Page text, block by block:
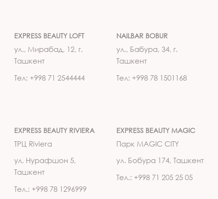
EXPRESS BEAUTY LOFT
ул., Мирабад, 12, г.
Ташкент
Тел: +998 71 2544444
NAILBAR BOBUR
ул., Бабура, 34, г.
Ташкент
Тел: +998 78 1501168
EXPRESS BEAUTY RIVIERA
ТРЦ Riviera
ул. Нурафшон 5,
Ташкент
Тел.: +998 78 1296999
EXPRESS BEAUTY MAGIC
Парк MAGIC CITY
ул. Бобура 174, Ташкент
Тел.: +998 71 205 25 05